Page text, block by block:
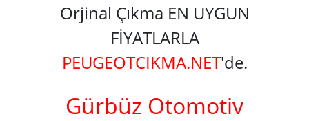
Orjinal Çıkma EN UYGUN
FİYATLARLA
PEUGEOTCIKMA.NET'de.
Gürbüz Otomotiv